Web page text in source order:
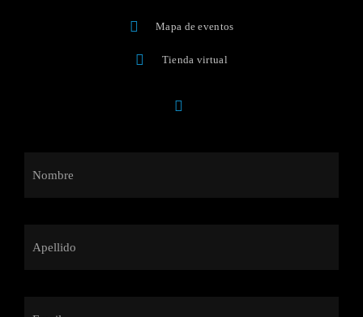
Mapa de eventos
Tienda virtual